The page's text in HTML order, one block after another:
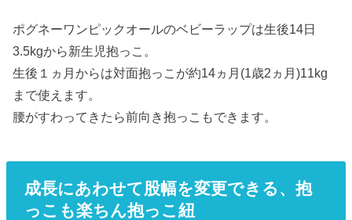
ポグネーワンピックオールのベビーラップは生後14日
3.5kgから新生児抱っこ。
生後１ヵ月からは対面抱っこが約14ヵ月(1歳2ヵ月)11kg
まで使えます。
腰がすわってきたら前向き抱っこもできます。
成長にあわせて股幅を変更できる、抱
っこも楽ちん抱っこ紐